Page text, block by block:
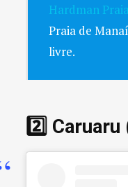
Hardman
Praia de
livre.
2️⃣ Caruaru